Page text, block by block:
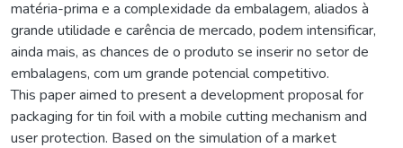
matéria-prima e a complexidade da embalagem, aliados à
grande utilidade e carência de mercado, podem intensificar,
ainda mais, as chances de o produto se inserir no setor de
embalagens, com um grande potencial competitivo.
This paper aimed to present a development proposal for
packaging for tin foil with a mobile cutting mechanism and
user protection. Based on the simulation of a market